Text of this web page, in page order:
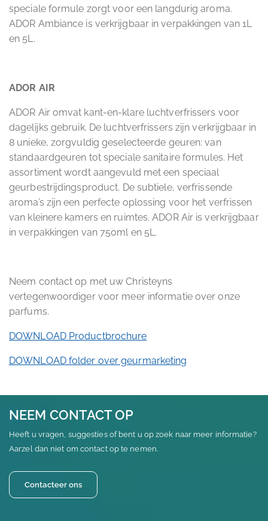
speciale formule zorgt voor een langdurig aroma.
ADOR Ambiance is verkrijgbaar in verpakkingen van 1L
en 5L.
ADOR AIR
ADOR Air omvat kant-en-klare luchtverfrissers voor
dagelijks gebruik. De luchtverfrissers zijn verkrijgbaar in
8 unieke, zorgvuldig geselecteerde geuren: van
standaardgeuren tot speciale sanitaire formules. Het
assortiment wordt aangevuld met een speciaal
geurbestrijdingsproduct. De subtiele, verfrissende
aroma’s zijn een perfecte oplossing voor het verfrissen
van kleinere kamers en ruimtes. ADOR Air is verkrijgbaar
in verpakkingen van 750ml en 5L.
Neem contact op met uw Christeyns
vertegenwoordiger voor meer informatie over onze
parfums.
DOWNLOAD Productbrochure
DOWNLOAD folder over geurmarketing
NEEM CONTACT OP
Heeft u vragen, suggesties of bent u op zoek naar meer informatie?
Aarzel dan niet om contact op te nemen.
Contacteer ons